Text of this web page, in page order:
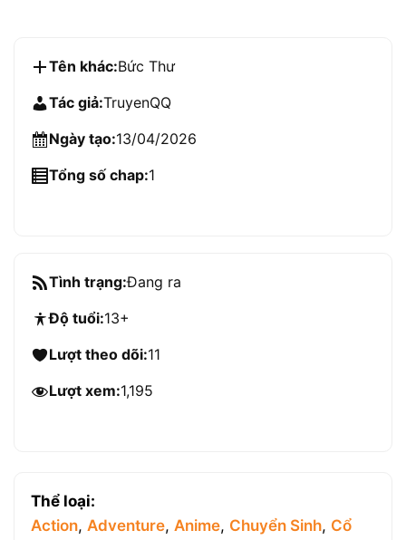
Tên khác:Bức Thư
Tác giả:TruyenQQ
Ngày tạo:13/04/2026
Tổng số chap:1
Tình trạng:Đang ra
Độ tuổi:13+
Lượt theo dõi:11
Lượt xem:1,195
Thể loại:
Action, Adventure, Anime, Chuyển Sinh, Cổ